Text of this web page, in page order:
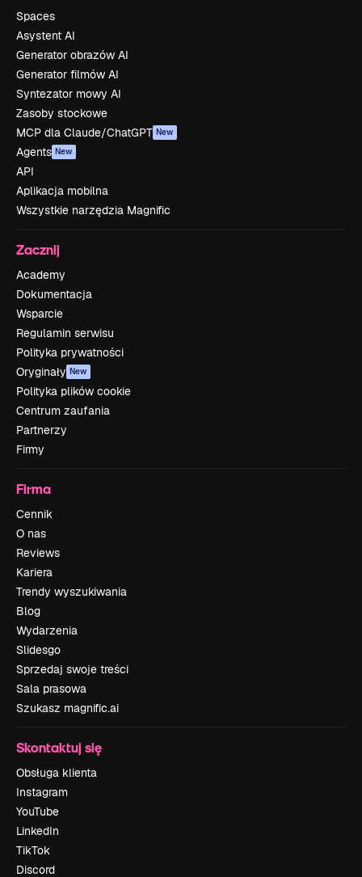
Spaces
Asystent AI
Generator obrazów AI
Generator filmów AI
Syntezator mowy AI
Zasoby stockowe
MCP dla Claude/ChatGPT New
Agents New
API
Aplikacja mobilna
Wszystkie narzędzia Magnific
Zacznij
Academy
Dokumentacja
Wsparcie
Regulamin serwisu
Polityka prywatności
Oryginały New
Polityka plików cookie
Centrum zaufania
Partnerzy
Firmy
Firma
Cennik
O nas
Reviews
Kariera
Trendy wyszukiwania
Blog
Wydarzenia
Slidesgo
Sprzedaj swoje treści
Sala prasowa
Szukasz magnific.ai
Skontaktuj się
Obsługa klienta
Instagram
YouTube
LinkedIn
TikTok
Discord